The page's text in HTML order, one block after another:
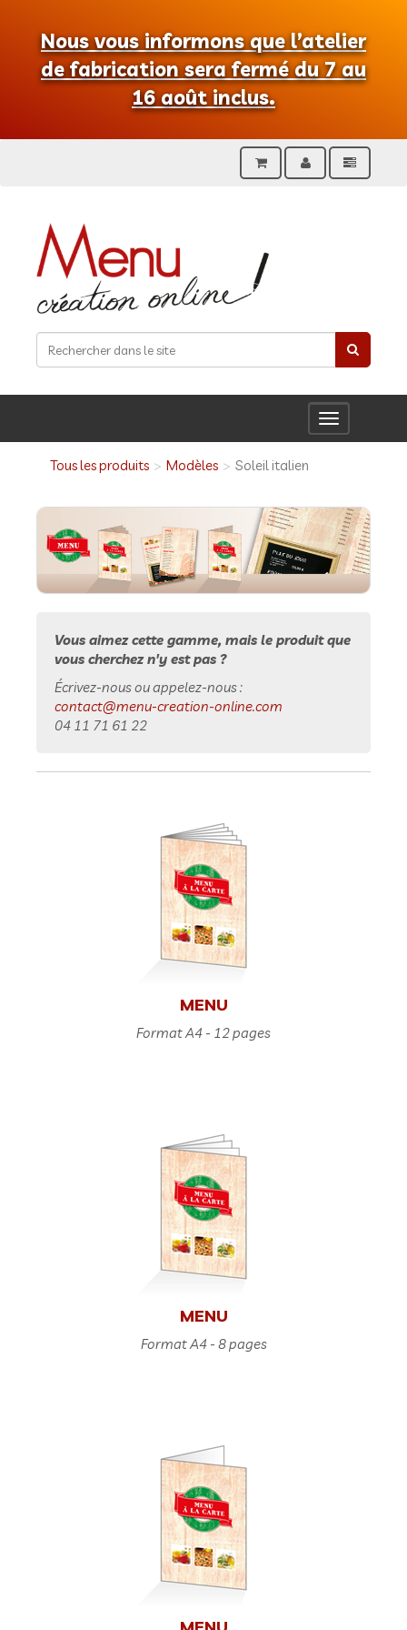
Nous vous informons que l’atelier
de fabrication sera fermé du 7 au
16 août inclus.
Toggle
navigation
Tous les produits
Modèles Soleil italien
Vous aimez cette gamme, mais le produit que
vous cherchez n'y est pas ?
Écrivez-nous ou appelez-nous :
contact@menu-creation-online.com
04 11 71 61 22
MENU
Format A4 - 12 pages
MENU
Format A4 - 8 pages